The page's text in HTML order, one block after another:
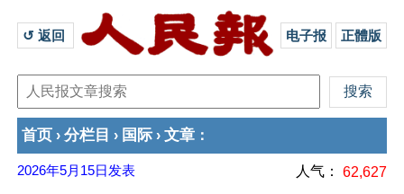
↺ 返回 电子报 正體版
首页 › 分栏目 › 国际 › 文章 ：
2026年5月15日 发表 人气： 62,627